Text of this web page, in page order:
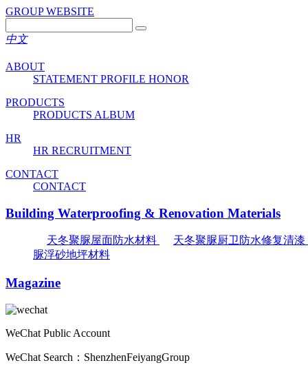
GROUP WEBSITE
中文
ABOUT
STATEMENT PROFILE HONOR
PRODUCTS
PRODUCTS ALBUM
HR
HR RECRUITMENT
CONTACT
CONTACT
Building Waterproofing & Renovation Materials
天冬聚脲屋面防水材料
天冬聚脲厨卫防水修复清漆
脲浮砂地坪材料
Magazine
WeChat Public Account
WeChat Search：ShenzhenFeiyangGroup